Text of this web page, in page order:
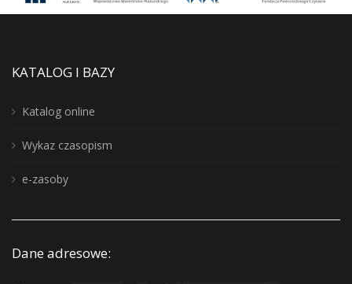
KATALOG I BAZY
Katalog online
Wykaz czasopism
e-zasoby
Dane adresowe: